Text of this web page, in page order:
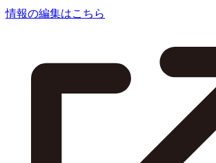
情報の編集はこちら